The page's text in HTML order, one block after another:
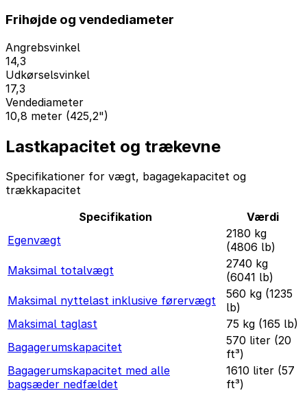
Frihøjde og vendediameter
Angrebsvinkel
14,3
Udkørselsvinkel
17,3
Vendediameter
10,8 meter (425,2")
Lastkapacitet og trækevne
Specifikationer for vægt, bagagekapacitet og
trækkapacitet
Specifikation
Værdi
Egenvægt
2180 kg
(4806 lb)
Maksimal totalvægt
2740 kg
(6041 lb)
Maksimal nyttelast inklusive førervægt
560 kg (1235
lb)
Maksimal taglast
75 kg (165 lb)
Bagagerumskapacitet
570 liter (20
ft³)
Bagagerumskapacitet med alle
bagsæder nedfældet
1610 liter (57
ft³)